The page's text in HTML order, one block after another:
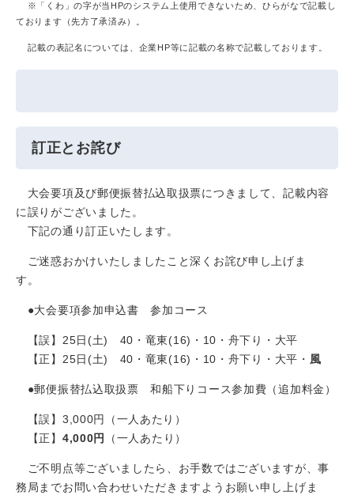
※「くわ」の字が当HPのシステム上使用できないため、ひらがなで記載し
ております（先方了承済み）。
記載の表記名については、企業HP等に記載の名称で記載しております。
訂正とお詫び
大会要項及び郵便振替払込取扱票につきまして、記載内容
に誤りがございました。
下記の通り訂正いたします。
ご迷惑おかけいたしましたこと深くお詫び申し上げま
す。
●大会要項参加申込書 参加コース
【誤】25日(土) 40・竜東(16)・10・舟下り・大平
【正】25日(土) 40・竜東(16)・10・舟下り・大平・ 風
●郵便振替払込取扱票 和船下りコース参加費（追加料金）
【誤】3,000円（一人あたり）
【正】 4,000円 （一人あたり）
ご不明点等ございましたら、お手数ではございますが、事
務局までお問い合わせいただきますようお願い申し上げま